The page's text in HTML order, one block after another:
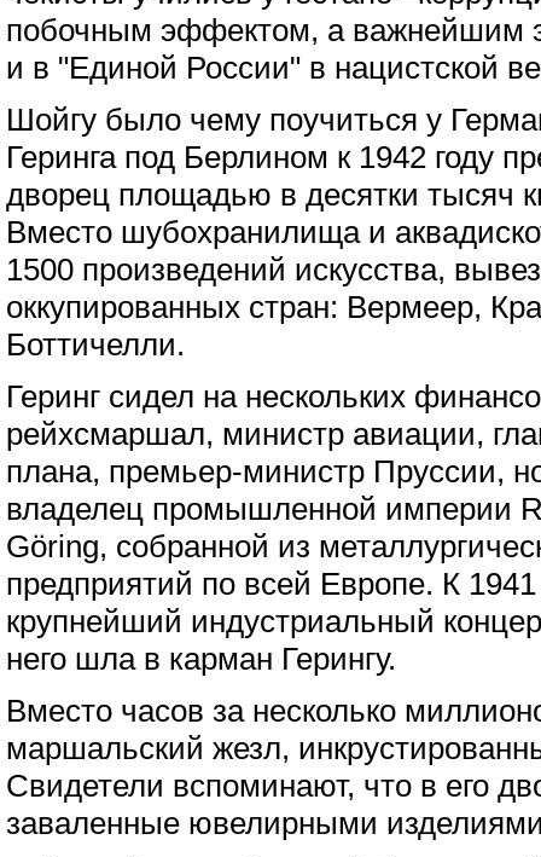
побочным эффектом, а важнейшим
и в "Единой России" в нацистской
Шойгу было чему поучиться у
Геринга под Берлином к 1942 году
дворец площадью в десятки тысяч
Вместо шубохранилища и
1500 произведений искусства,
оккупированных стран: Вермеер,
Боттичелли.
Геринг сидел на нескольких
рейхсмаршал, министр авиации,
плана, премьер-министр Пруссии,
владелец промышленной империи
Göring, собранной из
предприятий по всей Европе. К
крупнейший индустриальный
него шла в карман Герингу.
Вместо часов за несколько
маршальский жезл,
Свидетели вспоминают, что в его
заваленные ювелирными